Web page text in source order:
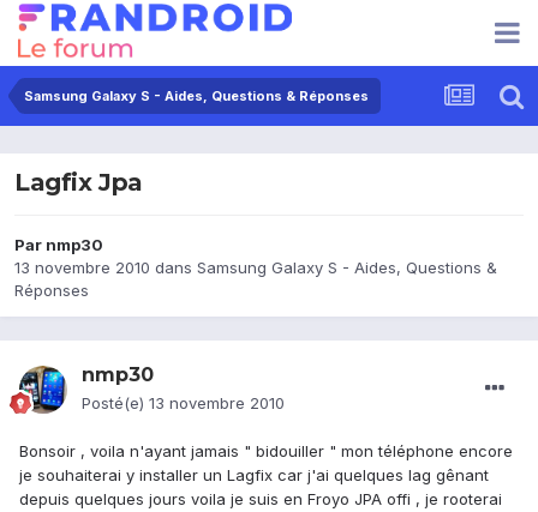
Samsung Galaxy S - Aides, Questions & Réponses
Lagfix Jpa
Par nmp30
13 novembre 2010 dans Samsung Galaxy S - Aides, Questions &
Réponses
nmp30
Posté(e) 13 novembre 2010
Bonsoir , voila n'ayant jamais " bidouiller " mon téléphone encore
je souhaiterai y installer un Lagfix car j'ai quelques lag gênant
depuis quelques jours voila je suis en Froyo JPA offi , je rooterai